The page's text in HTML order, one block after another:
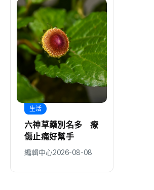
生活
六神草藥別名多 療
傷止痛好幫手
編輯中心2026-08-08